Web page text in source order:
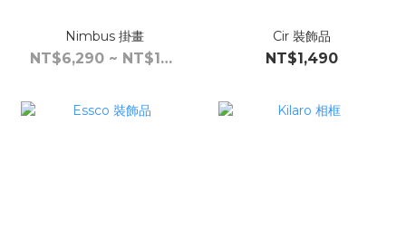
Nimbus 掛畫
NT$6,290 ~ NT$19,990
Cir 裝飾品
NT$1,490